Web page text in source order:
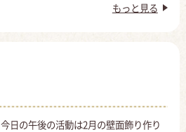
もっと見る
今日の午後の活動は2月の壁面飾り作り